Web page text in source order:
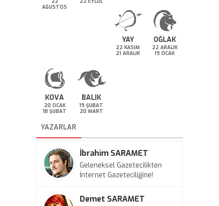
AĞUSTOS
YAY
22 KASIM
21 ARALIK
OĞLAK
22 ARALIK
19 OCAK
KOVA
20 OCAK
18 ŞUBAT
BALIK
19 ŞUBAT
20 MART
YAZARLAR
İbrahim SARAMET
Geleneksel Gazetecilikten
İnternet Gazeteciliğine!
Demet SARAMET